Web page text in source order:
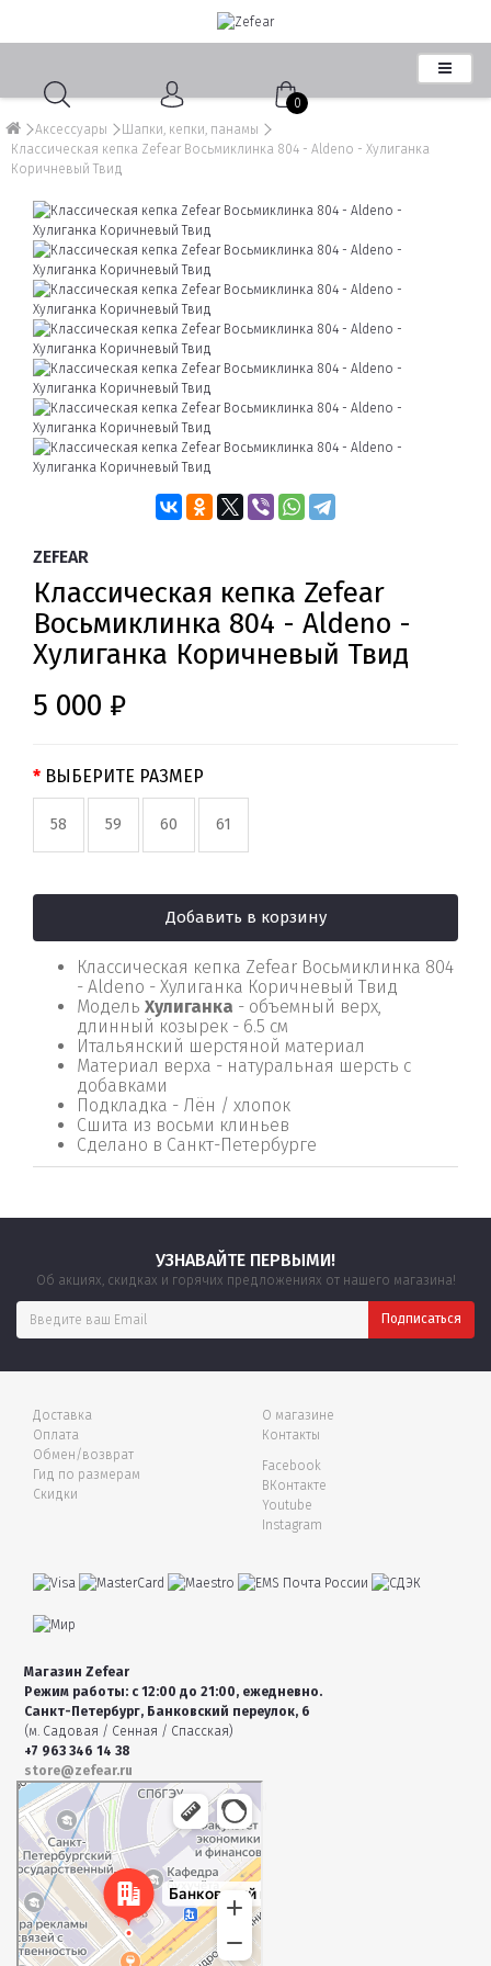
0
Аксессуары
Шапки, кепки, панамы
Классическая кепка Zefear Восьмиклинка 804 - Aldeno - Хулиганка
Коричневый Твид
ZEFEAR
Классическая кепка Zefear
Восьмиклинка 804 - Aldeno -
Хулиганка Коричневый Твид
5 000 ₽
ВЫБЕРИТЕ РАЗМЕР
58 59 60 61
Добавить в корзину
Классическая кепка Zefear Восьмиклинка 804
- Aldeno - Хулиганка Коричневый Твид
Модель Хулиганка - объемный верх,
длинный козырек - 6.5 см
Итальянский шерстяной материал
Материал верха - натуральная шерсть с
добавками
Подкладка - Лён / хлопок
Сшита из восьми клиньев
Сделано в Санкт-Петербурге
УЗНАВАЙТЕ ПЕРВЫМИ!
Об акциях, скидках и горячих предложениях от нашего магазина!
Доставка
Оплата
Обмен/возврат
Гид по размерам
Скидки
О магазине
Контакты
Facebook
ВКонтакте
Youtube
Instagram
Магазин Zefear
Режим работы: с 12:00 до 21:00, ежедневно.
Санкт-Петербург, Банковский переулок, 6
(м. Садовая / Сенная / Спасская)
+7 963 346 14 38
store@zefear.ru
Санкт‑Петербург
Банковский переулок, 6 — Яндекс Карты